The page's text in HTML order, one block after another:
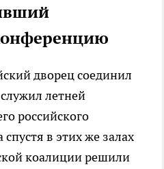
дворец соединил
летней
российского
в этих же залах
коалиции решили